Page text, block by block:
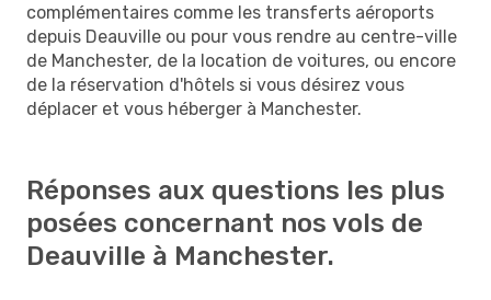
complémentaires comme les transferts aéroports
depuis Deauville ou pour vous rendre au centre-ville
de Manchester, de la location de voitures, ou encore
de la réservation d'hôtels si vous désirez vous
déplacer et vous héberger à Manchester.
Réponses aux questions les plus
posées concernant nos vols de
Deauville à Manchester.